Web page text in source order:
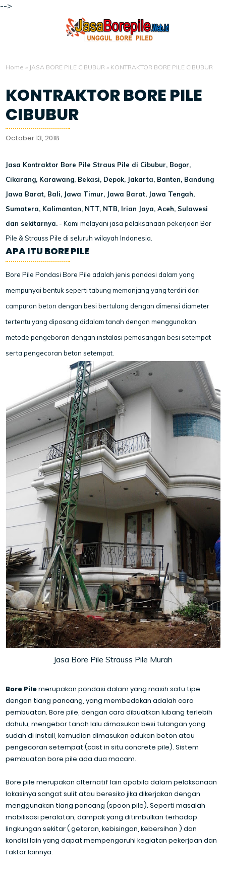
-->
Home » JASA BORE PILE CIBUBUR » KONTRAKTOR BORE PILE CIBUBUR
KONTRAKTOR BORE PILE
CIBUBUR
October 13, 2018
Jasa Kontraktor Bore Pile Straus Pile di Cibubur, Bogor,
Cikarang, Karawang, Bekasi, Depok, Jakarta, Banten, Bandung
Jawa Barat, Bali, Jawa Timur, Jawa Barat, Jawa Tengah,
Sumatera, Kalimantan, NTT, NTB, Irian Jaya, Aceh, Sulawesi
dan sekitarnya. -Kami melayani jasa pelaksanaan pekerjaan Bor
Pile & Strauss Pile di seluruh wilayah Indonesia.
APA ITU BORE PILE
Bore Pile Pondasi Bore Pile adalah jenis pondasi dalam yang
mempunyai bentuk seperti tabung memanjang yang terdiri dari
campuran beton dengan besi bertulang dengan dimensi diameter
tertentu yang dipasang didalam tanah dengan menggunakan
metode pengeboran dengan instalasi pemasangan besi setempat
serta pengecoran beton setempat.
Jasa Bore Pile Strauss Pile Murah
Bore Pilemerupakan pondasi dalam yang masih satu tipe
dengan tiang pancang, yang membedakan adalah cara
pembuatan. Bore pile, dengan cara dibuatkan lubang terlebih
dahulu, mengebor tanah lalu dimasukan besi tulangan yang
sudah di install, kemudian dimasukan adukan beton atau
pengecoran setempat (cast in situ concrete pile). Sistem
pembuatan bore pile ada dua macam.
Bore pile merupakan alternatif lain apabila dalam pelaksanaan
lokasinya sangat sulit atau beresiko jika dikerjakan dengan
menggunakan tiang pancang (spoon pile). Seperti masalah
mobilisasi peralatan, dampak yang ditimbulkan terhadap
lingkungan sekitar ( getaran, kebisingan, kebersihan ) dan
kondisi lain yang dapat mempengaruhi kegiatan pekerjaan dan
faktor lainnya.